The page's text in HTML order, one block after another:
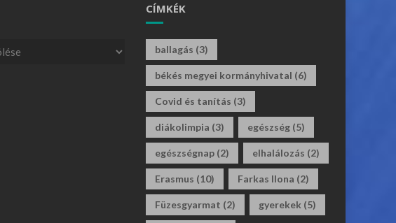
CÍMKÉK
ballagás (3)
békés megyei kormányhivatal (6)
Covid és tanítás (3)
diákolimpia (3) egészség (5)
egészségnap (2) elhalálozás (2)
Erasmus (10) Farkas Ilona (2)
Füzesgyarmat (2) gyerekek (5)